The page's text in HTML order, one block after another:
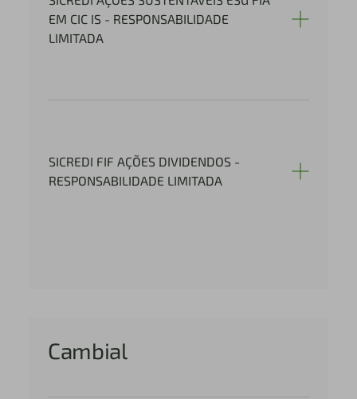
EM CIC IS - RESPONSABILIDADE
LIMITADA
SICREDI FIF AÇÕES DIVIDENDOS -
RESPONSABILIDADE LIMITADA
Cambial